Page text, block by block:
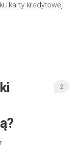
karty kredytowej
2